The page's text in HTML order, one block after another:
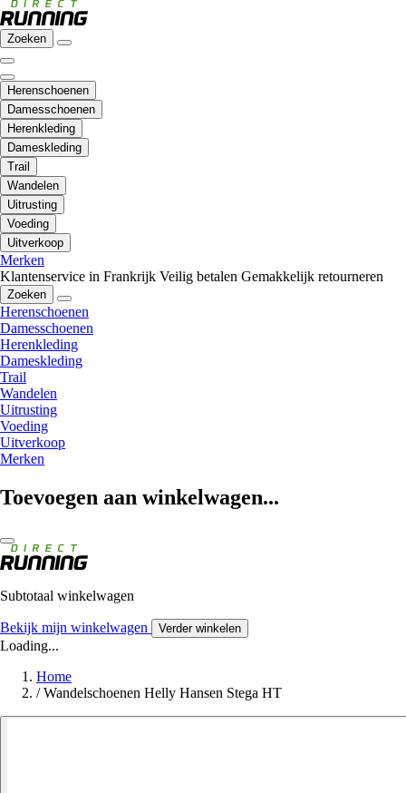
Zoeken
Herenschoenen
Damesschoenen
Herenkleding
Dameskleding
Trail
Wandelen
Uitrusting
Voeding
Uitverkoop
Merken
Klantenservice in Frankrijk Veilig betalen Gemakkelijk retourneren
Zoeken
Herenschoenen
Damesschoenen
Herenkleding
Dameskleding
Trail
Wandelen
Uitrusting
Voeding
Uitverkoop
Merken
Toevoegen aan winkelwagen...
Subtotaal winkelwagen
Bekijk mijn winkelwagen Verder winkelen
Loading...
Home
/ Wandelschoenen Helly Hansen Stega HT